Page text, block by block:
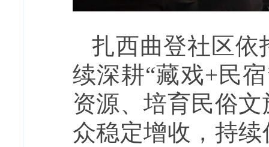
扎西曲登社区依
续深耕“藏戏+民
资源、培育民俗
众稳定增收，持